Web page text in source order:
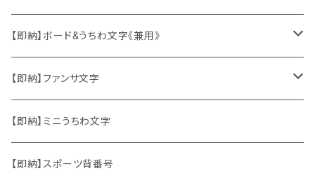
ソロ・歌手&タレント
韓国ソロ・歌手&タレント
東方神起
竜宮城
【即納】ボード&うちわ文字《兼用》
ソロ・歌手&タレント
韓国ソロ・歌手&タレント
東方神起
【即納】ファンサ文字
日本語&英語
ハングル
【即納】ミニうちわ文字
【即納】スポーツ背番号